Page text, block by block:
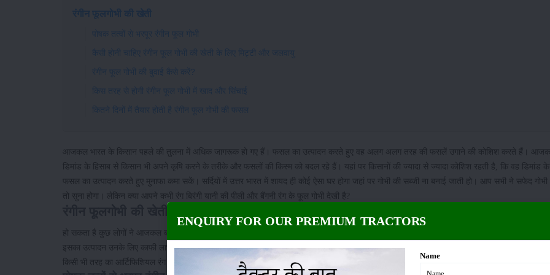
रंगीन फूलगोभी की खेती
पोषक तत्वों से भरपूर रंगीन फूल गोभी
कैसी होनी चाहिए रंगीन फूल गोभी की खेती के लिए मिट्टी और जलवायु
रंगीन फूल गोभी की बुवाई कैसे करें?
किस तरह से होगी रंगीन फूल गोभी में खाद और सिंचाई
कितने दिनों में तैयार होती है रंगीन फूल गोभी की फसल
आजकल भारत के किसान पहले की तुलना में अधिक जागरूक हो गए हैं। फसल का उत्पादन करते हुए वह अलग अलग तरह की फसलें उगाने की कोशिश करते हैं।
डिमांड के हिसाब से किसान भी अपने कृषि करने के तरीके और फसलों की किस्म को बदल रहे हैं। यहां पर किसानों की ज्यादा से ज्यादा कोशिश रहती है, कि वह डिमांड के
फसल का उत्पादन करते हुए मुनाफा कमा सकें। सर्दियों में उत्तर भारत में शायद ही कोई ऐसा घर होगा जहां पर गोभी की सब्जी ना बनाई जाती हो। आप सभी ने सफेद गोभी
तो सुना होगा। लेकिन क्या आपने कभी रंग बिरंगी यानी की पीली और बैंगनी रंग के फूल गोभी देखी है?
हो सकता है कुछ लोगों ने आजकल बाजार में यह
इसका उत्पादन उनके लिए काफी लाभकारी है। फूलगोभी की कई तरह की किस्म होती हैं और यह रंगीन गोभी भी उन्हीं में से एक हैं। आपकी जानकारी के लिए बतादें कि इस
किसी भी तरह का आर्टिफिशियल रंग नहीं डाला जाता है। बल्कि यह प्राकृतिक तौर पर ही ऐसी दिखाई देती है। आइए, जानते हैं रंगीन फूलगोभी की खेती से जुड़ी अहम
ENQUIRY FOR OUR PREMIUM TRACTORS
Name